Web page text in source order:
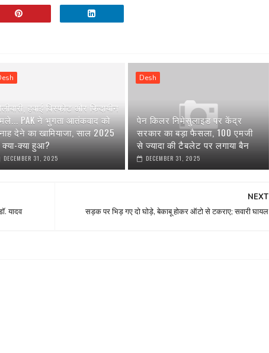
हवाई विस्फोट और फिदायीन
PAK ने भुगता आतंकवाद को
देने का खामियाजा, साल 2025
क्या हुआ?
DECEMBER 31, 2025
Desh
पेन किलर निमेसुलाइड पर केंद्र
सरकार का बड़ा फैसला, 100 एमजी
से ज्यादा की टैबलेट पर लगाया बैन
DECEMBER 31, 2025
NEXT
सड़क पर भिड़ गए दो घोड़े, बेकाबू होकर ऑटो से टकराए; सवारी घायल
यादव